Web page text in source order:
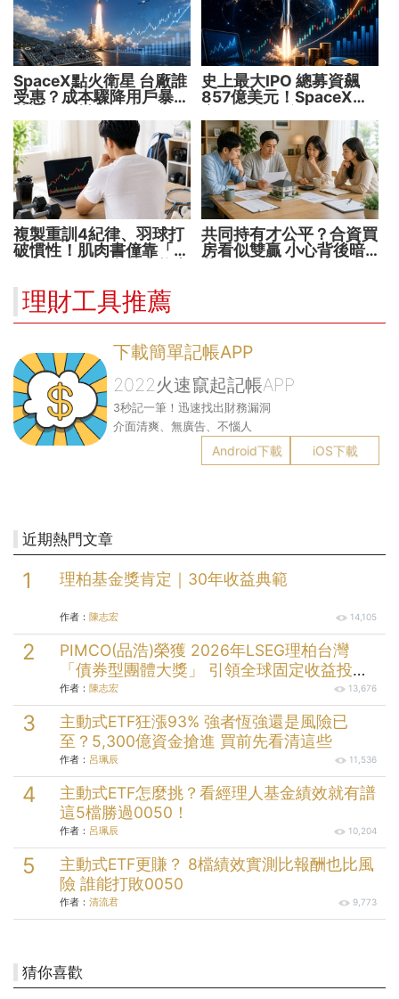
SpaceX點火衛星 台廠誰
受惠？成本驟降用戶暴增
史上最大IPO 總募資飆
857億美元！SpaceX升
複製重訓4紀律、羽球打
破慣性！肌肉書僮靠「動
共同持有才公平？合資買
房看似雙贏 小心背後暗
理財工具推薦
下載簡單記帳APP
2022火速竄起記帳APP
3秒記一筆！迅速找出財務漏洞
介面清爽、無廣告、不惱人
Android下載 iOS下載
近期熱門文章
理柏基金獎肯定｜30年收益典範
作者： 陳志宏 14,105
PIMCO(品浩)榮獲 2026年LSEG理柏台灣
「債券型團體大獎」 引領全球固定收益投資
逾半世紀的投資實力
作者： 陳志宏 13,676
主動式ETF狂漲93% 強者恆強還是風險已
至？5,300億資金搶進 買前先看清這些
作者： 呂珮辰 11,536
主動式ETF怎麼挑？看經理人基金績效就有譜
這5檔勝過0050！
作者： 呂珮辰 10,204
主動式ETF更賺？ 8檔績效實測比報酬也比風
險 誰能打敗0050
作者： 清流君 9,773
猜你喜歡